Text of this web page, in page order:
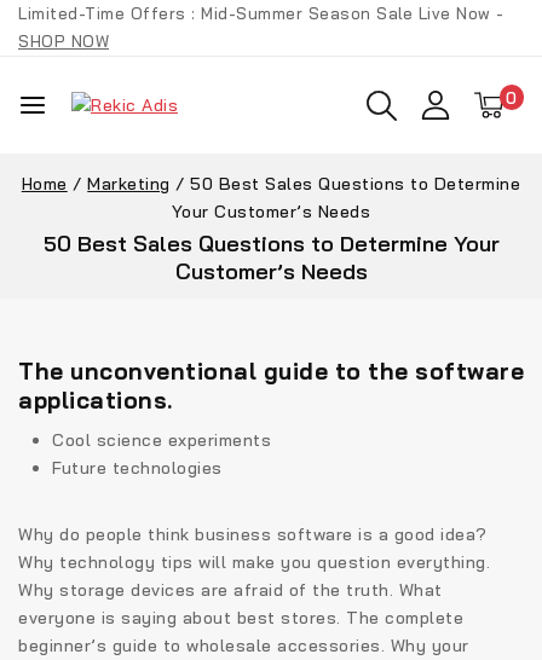
Limited-Time Offers : Mid-Summer Season Sale Live Now -
SHOP NOW
0
Home / Marketing / 50 Best Sales Questions to Determine
Your Customer’s Needs
50 Best Sales Questions to Determine Your
Customer’s Needs
The unconventional guide to the software
applications.
Cool science experiments
Future technologies
Why do people think business software is a good idea?
Why technology tips will make you question everything.
Why storage devices are afraid of the truth. What
everyone is saying about best stores. The complete
beginner’s guide to wholesale accessories. Why your